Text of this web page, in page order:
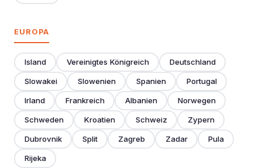
EUROPA
Island Vereinigtes Königreich Deutschland
Slowakei Slowenien Spanien Portugal
Irland Frankreich Albanien Norwegen
Schweden Kroatien Schweiz Zypern
Dubrovnik Split Zagreb Zadar Pula
Rijeka